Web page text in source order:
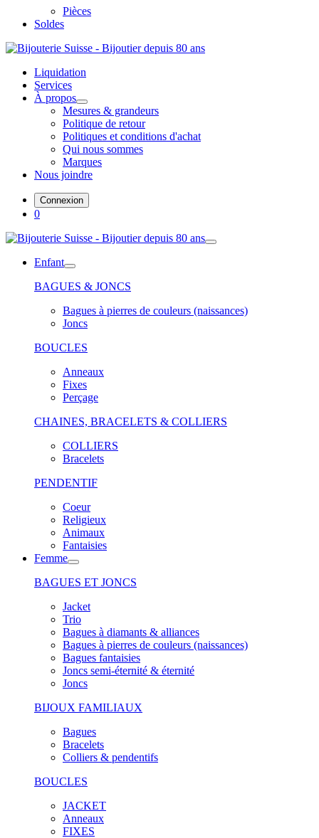
Pièces
Soldes
Liquidation
Services
À propos
Mesures & grandeurs
Politique de retour
Politiques et conditions d'achat
Qui nous sommes
Marques
Nous joindre
Connexion
0
Enfant
BAGUES & JONCS
Bagues à pierres de couleurs (naissances)
Joncs
BOUCLES
Anneaux
Fixes
Perçage
CHAINES, BRACELETS & COLLIERS
COLLIERS
Bracelets
PENDENTIF
Coeur
Religieux
Animaux
Fantaisies
Femme
BAGUES ET JONCS
Jacket
Trio
Bagues à diamants & alliances
Bagues à pierres de couleurs (naissances)
Bagues fantaisies
Joncs semi-éternité & éternité
Joncs
BIJOUX FAMILIAUX
Bagues
Bracelets
Colliers & pendentifs
BOUCLES
JACKET
Anneaux
FIXES